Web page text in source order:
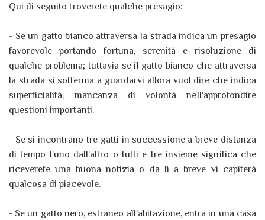
Qui di seguito troverete qualche presagio:
- Se un gatto bianco attraversa la strada indica un presagio
favorevole portando fortuna, serenità e risoluzione di
qualche problema; tuttavia se il gatto bianco che attraversa
la strada si sofferma a guardarvi allora vuol dire che indica
superficialità, mancanza di volontà nell'approfondire
questioni importanti.
- Se si incontrano tre gatti in successione a breve distanza
di tempo l'uno dall'altro o tutti e tre insieme significa che
riceverete una buona notizia o da lì a breve vi capiterà
qualcosa di piacevole.
- Se un gatto nero, estraneo all'abitazione, entra in una casa